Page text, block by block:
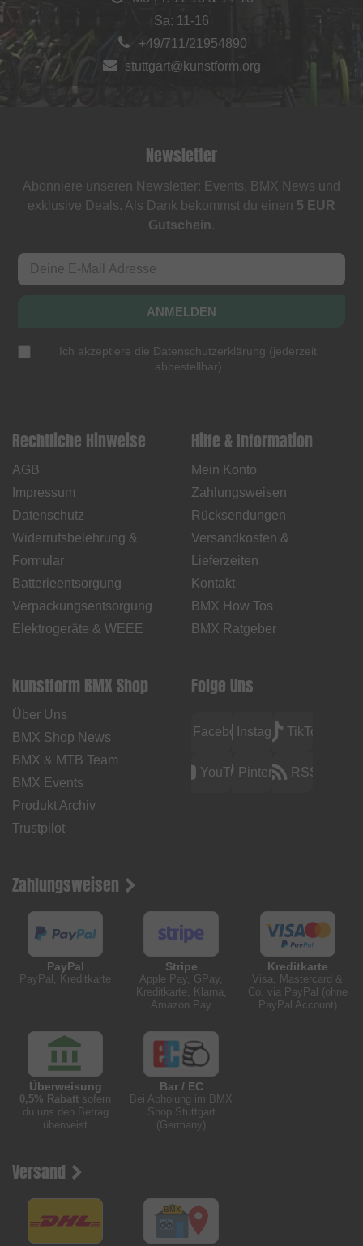
Sa: 11-16
+49/711/21954890
stuttgart@kunstform.org
Newsletter
Abonniere unseren Newsletter: Events, BMX News und
exklusive Deals. Als Dank bekommst du einen 5 EUR
Gutschein.
ANMELDEN
Ich akzeptiere die Datenschutzerklärung (jederzeit
abbestellbar)
Rechtliche Hinweise
AGB
Impressum
Datenschutz
Widerrufsbelehrung &
Formular
Batterieentsorgung
Verpackungsentsorgung
Elektrogeräte & WEEE
Hilfe & Information
Mein Konto
Zahlungsweisen
Rücksendungen
Versandkosten &
Lieferzeiten
Kontakt
BMX How Tos
BMX Ratgeber
kunstform BMX Shop
Über Uns
BMX Shop News
BMX & MTB Team
BMX Events
Produkt Archiv
Trustpilot
Folge Uns
FacebookInstagramTikTok
YouTubePinterest RSS
Zahlungsweisen
PayPal
PayPal, Kreditkarte
Stripe
Apple Pay, GPay,
Kreditkarte, Klarna,
Amazon Pay
Kreditkarte
Visa, Mastercard &
Co. via PayPal (ohne
PayPal Account)
Überweisung
0,5% Rabatt sofern
du uns den Betrag
überweist
Bar / EC
Bei Abholung im BMX
Shop Stuttgart
(Germany)
Versand